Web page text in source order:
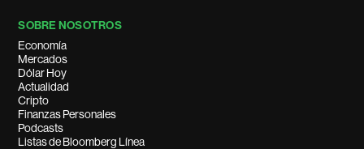
SOBRE NOSOTROS
Economía
Mercados
Dólar Hoy
Actualidad
Cripto
Finanzas Personales
Podcasts
Listas de Bloomberg Línea